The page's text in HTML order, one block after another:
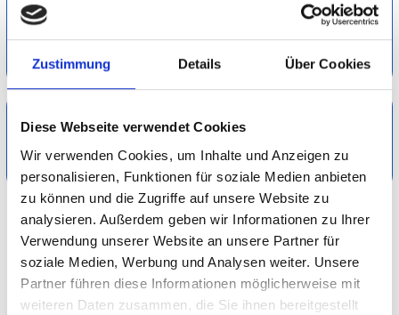
Zustimmung Details Über Cookies
Diese Webseite verwendet Cookies
Wir verwenden Cookies, um Inhalte und Anzeigen zu
personalisieren, Funktionen für soziale Medien anbieten
zu können und die Zugriffe auf unsere Website zu
analysieren. Außerdem geben wir Informationen zu Ihrer
Verwendung unserer Website an unsere Partner für
soziale Medien, Werbung und Analysen weiter. Unsere
Partner führen diese Informationen möglicherweise mit
weiteren Daten zusammen, die Sie ihnen bereitgestellt
und M&A
Mehr anzeigen